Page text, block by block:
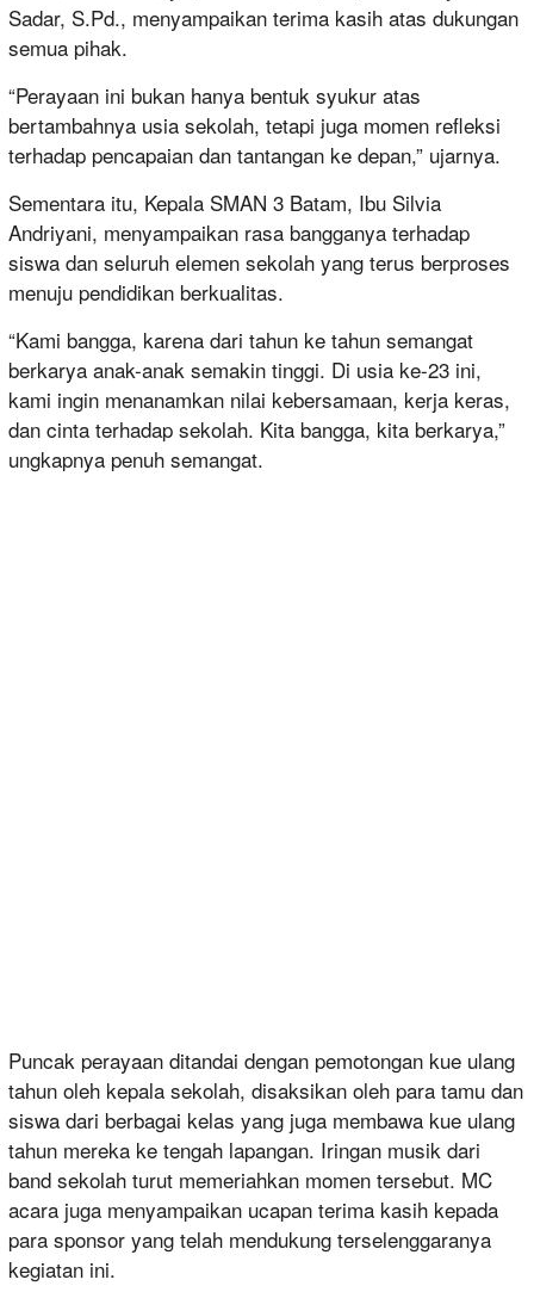
Sadar, S.Pd., menyampaikan terima kasih atas dukungan
semua pihak.
“Perayaan ini bukan hanya bentuk syukur atas
bertambahnya usia sekolah, tetapi juga momen refleksi
terhadap pencapaian dan tantangan ke depan,” ujarnya.
Sementara itu, Kepala SMAN 3 Batam, Ibu Silvia
Andriyani, menyampaikan rasa bangganya terhadap
siswa dan seluruh elemen sekolah yang terus berproses
menuju pendidikan berkualitas.
“Kami bangga, karena dari tahun ke tahun semangat
berkarya anak-anak semakin tinggi. Di usia ke-23 ini,
kami ingin menanamkan nilai kebersamaan, kerja keras,
dan cinta terhadap sekolah. Kita bangga, kita berkarya,”
ungkapnya penuh semangat.
Puncak perayaan ditandai dengan pemotongan kue ulang
tahun oleh kepala sekolah, disaksikan oleh para tamu dan
siswa dari berbagai kelas yang juga membawa kue ulang
tahun mereka ke tengah lapangan. Iringan musik dari
band sekolah turut memeriahkan momen tersebut. MC
acara juga menyampaikan ucapan terima kasih kepada
para sponsor yang telah mendukung terselenggaranya
kegiatan ini.